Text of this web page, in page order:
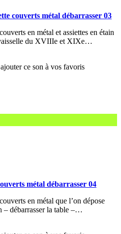
couverts métal débarrasser 03
en métal et assiettes en étain
du XVIIIe et XIXe…
métal débarrasser 04
en métal que l’on dépose
– débarrasser la table –…